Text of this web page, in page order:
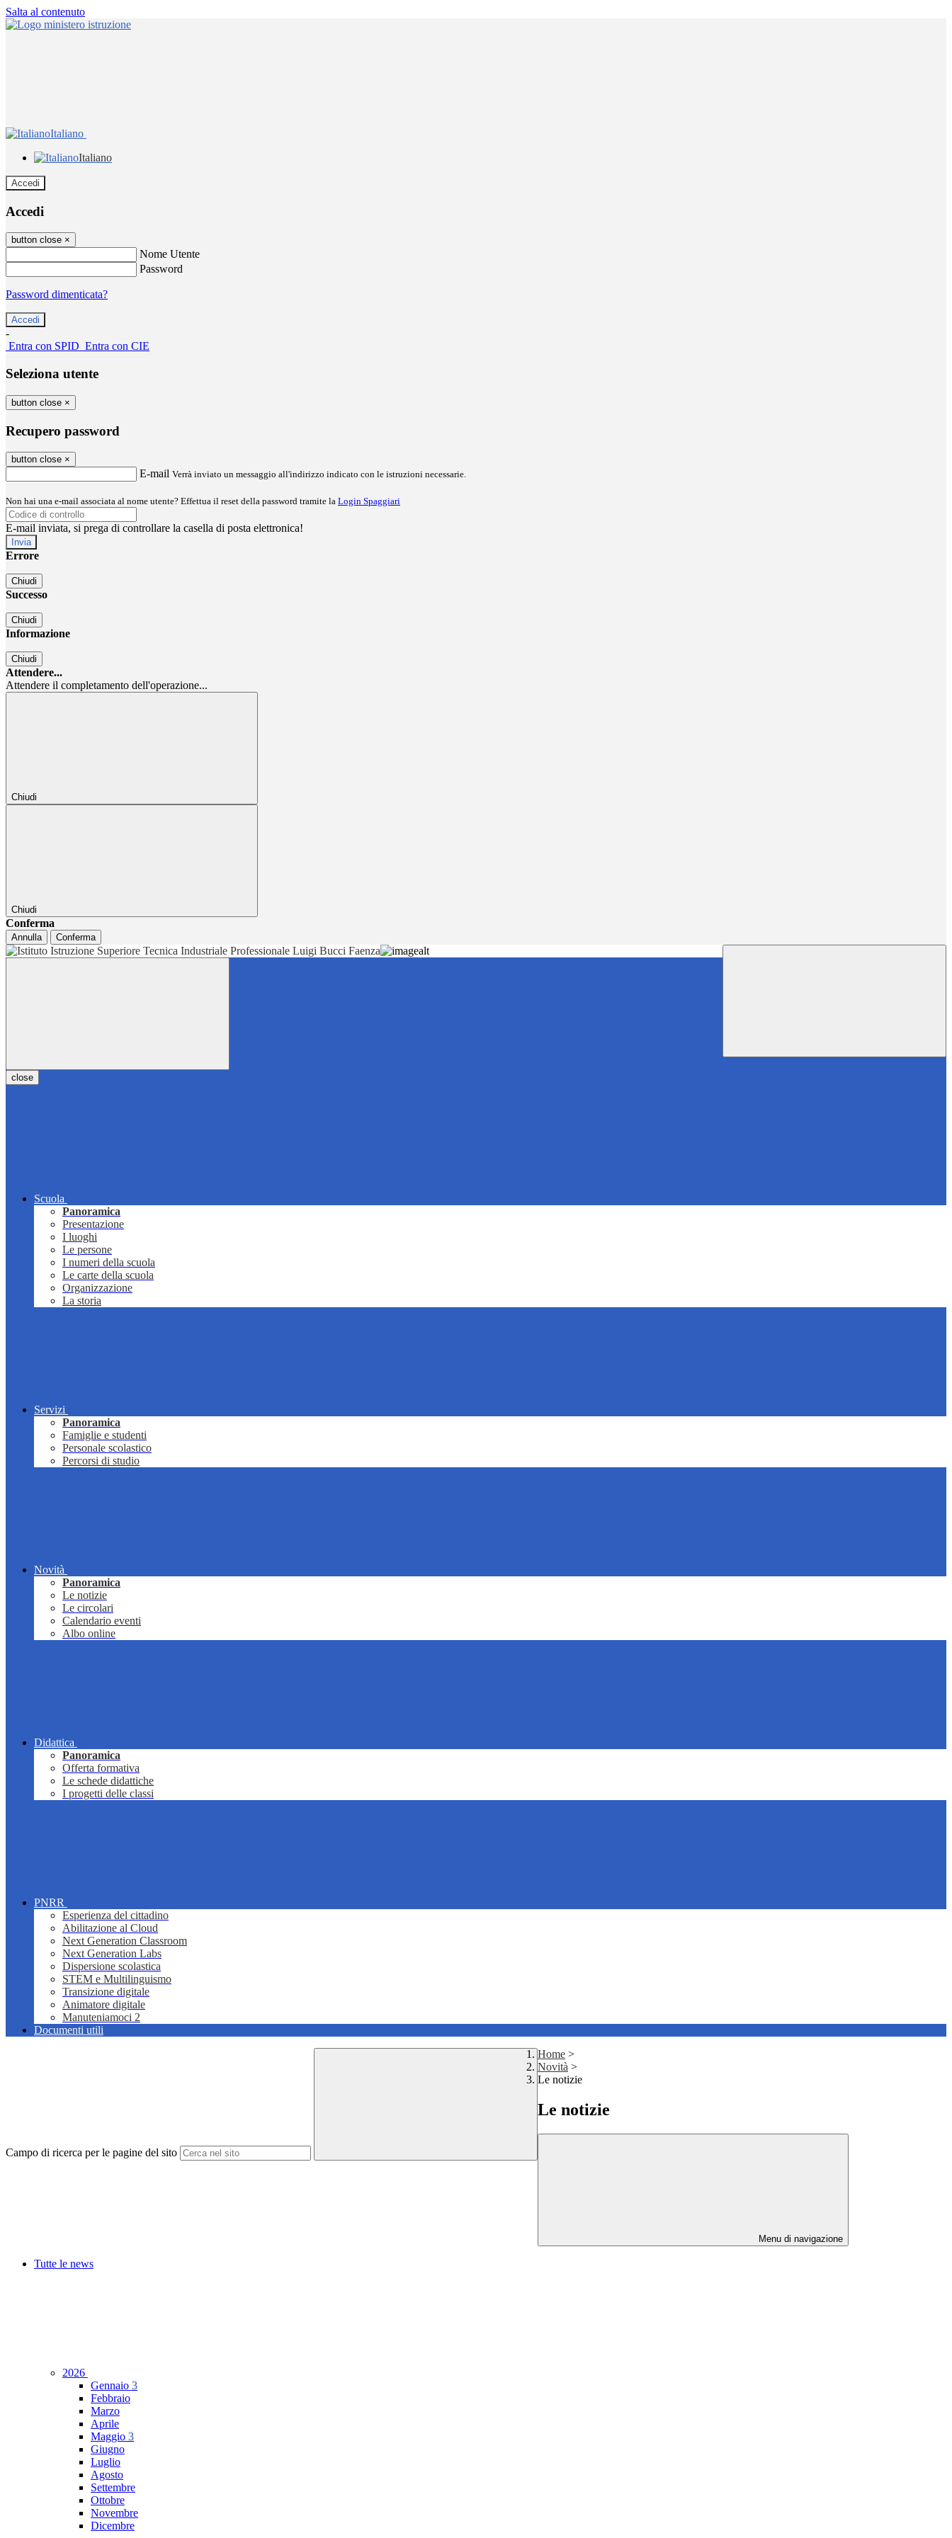
Salta al contenuto
Italiano
Italiano
Accedi
Accedi
button close ×
Nome Utente
Password
Password dimenticata?
-
Entra con SPID Entra con CIE
Seleziona utente
button close ×
Recupero password
button close ×
E-mail Verrà inviato un messaggio all'indirizzo indicato con le istruzioni necessarie.
Non hai una e-mail associata al nome utente? Effettua il reset della password tramite la Login Spaggiari
E-mail inviata, si prega di controllare la casella di posta elettronica!
Errore
Chiudi
Successo
Chiudi
Informazione
Chiudi
Attendere...
Attendere il completamento dell'operazione...
Chiudi
Chiudi
Conferma
Annulla Conferma
close
Scuola
Panoramica
Presentazione
I luoghi
Le persone
I numeri della scuola
Le carte della scuola
Organizzazione
La storia
Servizi
Panoramica
Famiglie e studenti
Personale scolastico
Percorsi di studio
Novità
Panoramica
Le notizie
Le circolari
Calendario eventi
Albo online
Didattica
Panoramica
Offerta formativa
Le schede didattiche
I progetti delle classi
PNRR
Esperienza del cittadino
Abilitazione al Cloud
Next Generation Classroom
Next Generation Labs
Dispersione scolastica
STEM e Multilinguismo
Transizione digitale
Animatore digitale
Manuteniamoci 2
Documenti utili
Campo di ricerca per le pagine del sito
Home >
Novità >
Le notizie
Le notizie
Menu di navigazione
Tutte le news
2026
Gennaio 3
Febbraio
Marzo
Aprile
Maggio 3
Giugno
Luglio
Agosto
Settembre
Ottobre
Novembre
Dicembre